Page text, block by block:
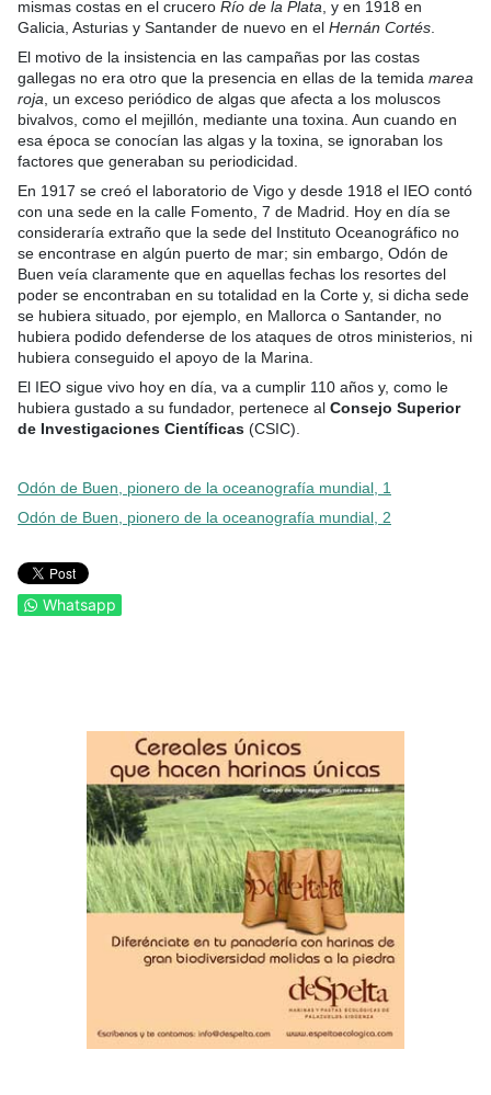
mismas costas en el crucero Río de la Plata, y en 1918 en
Galicia, Asturias y Santander de nuevo en el Hernán Cortés.
El motivo de la insistencia en las campañas por las costas
gallegas no era otro que la presencia en ellas de la temida marea
roja, un exceso periódico de algas que afecta a los moluscos
bivalvos, como el mejillón, mediante una toxina. Aun cuando en
esa época se conocían las algas y la toxina, se ignoraban los
factores que generaban su periodicidad.
En 1917 se creó el laboratorio de Vigo y desde 1918 el IEO contó
con una sede en la calle Fomento, 7 de Madrid. Hoy en día se
consideraría extraño que la sede del Instituto Oceanográfico no
se encontrase en algún puerto de mar; sin embargo, Odón de
Buen veía claramente que en aquellas fechas los resortes del
poder se encontraban en su totalidad en la Corte y, si dicha sede
se hubiera situado, por ejemplo, en Mallorca o Santander, no
hubiera podido defenderse de los ataques de otros ministerios, ni
hubiera conseguido el apoyo de la Marina.
El IEO sigue vivo hoy en día, va a cumplir 110 años y, como le
hubiera gustado a su fundador, pertenece al Consejo Superior
de Investigaciones Científicas (CSIC).
Odón de Buen, pionero de la oceanografía mundial, 1
Odón de Buen, pionero de la oceanografía mundial, 2
Whatsapp